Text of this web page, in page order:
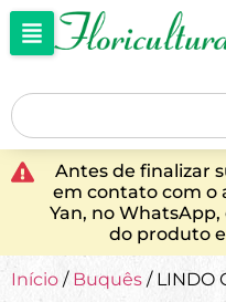
Antes de finalizar
em contato com o
Yan, no
do produto
Início / Buquês / LINDO